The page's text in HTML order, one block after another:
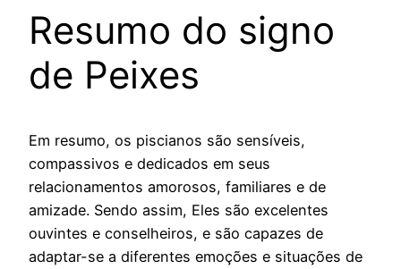
Resumo do signo
de Peixes
Em resumo, os piscianos são sensíveis,
compassivos e dedicados em seus
relacionamentos amorosos, familiares e de
amizade. Sendo assim, Eles são excelentes
ouvintes e conselheiros, e são capazes de
adaptar-se a diferentes emoções e situações de